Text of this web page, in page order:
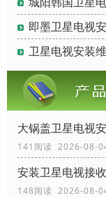
即墨卫星电视
卫星电视安装
大锅盖卫星电视
141阅读 2026-08-
安装卫星电视接
148阅读 2026-08-